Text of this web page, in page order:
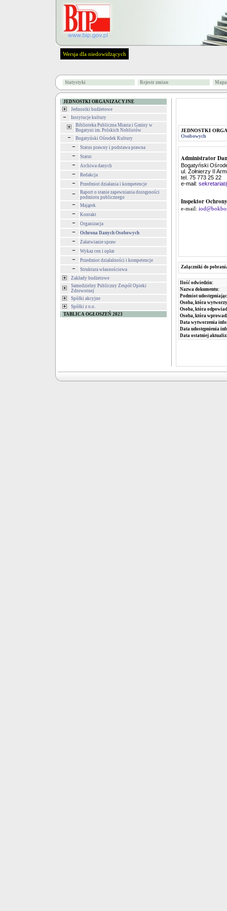
Wersja dla niedowidzących
Statystyki Rejestr zmian
JEDNOSTKI ORGANIZACYJNE
Jednostki budżetowe
Instytucje kultury
Biblioteka Publiczna Miasta i Gminy w
Bogatyni im. Polskich Noblistów
Bogatyński Ośrodek Kultury
Status prawny i podstawa prawna
Statut
Archiwa danych
Redakcja
Przedmiot działania i kompetencje
Raport o stanie zapewniania dostępności
podmiotu publicznego
Majątek
Kontakt
Organizacja
Ochrona Danych Osobowych
Załatwianie spraw
Wykaz cen i opłat
Przedmiot działalności i kompetencje
Struktura własnościowa
Zakłady budżetowe
Samodzielny Publiczny Zespół Opieki
Zdrowotnej
Spółki akcyjne
Spółki z o.o.
TABLICA OGŁOSZEŃ 2023
JEDNOSTKI
Osobowych
Administrator
Bogatyński
ul. Żołnierzy II
tel. 75 773 25 22
e-mail:
Inspektor
e-mail:
Załączniki do
Ilość odwiedzin:
Nazwa dokumentu:
Podmiot
Osoba, która
Osoba, która
Osoba, która
Data wytworzenia
Data udostępnienia
Data ostatniej